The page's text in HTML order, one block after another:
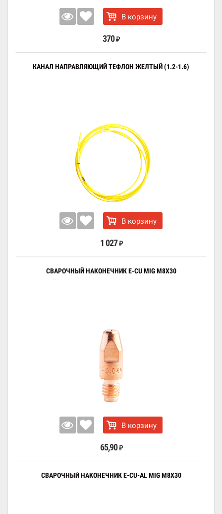
В корзину
370 ₽
КАНАЛ НАПРАВЛЯЮЩИЙ ТЕФЛОН ЖЕЛТЫЙ (1.2-1.6)
В корзину
1 027 ₽
СВАРОЧНЫЙ НАКОНЕЧНИК E-CU MIG M8X30
В корзину
65,90 ₽
СВАРОЧНЫЙ НАКОНЕЧНИК E-CU-AL MIG M8X30